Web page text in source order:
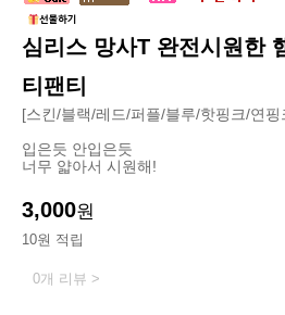
심리스 망사T 완전시원한
티팬티
[스킨/블랙/레드/퍼플/블루/핫핑크/연
입은듯 안입은듯
너무 얇아서 시원해!
3,000원
10원 적립
0개 리뷰 >